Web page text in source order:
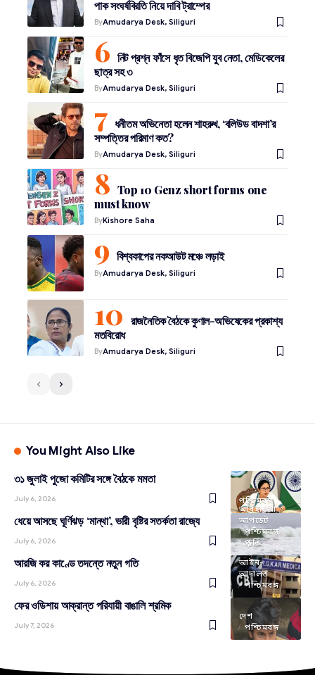
পাক সংঘর্ষবিরতি নিয়ে দাবি ট্রাম্পের
ByAmudarya Desk, Siliguri
নিট প্রশ্ন ফাঁসে ধৃত বিজেপি যুব নেতা, মেডিকেলের
ছাত্র সহ ৩
ByAmudarya Desk, Siliguri
ধনীতম অভিনেতা হলেন শাহরুখ, ‘বলিউড বাদশা’র
সম্পত্তির পরিমাণ কত?
ByAmudarya Desk, Siliguri
Top 10 Genz short forms one
must know
ByKishore Saha
বিশ্বকাপের নকআউট মঞ্চে লড়াই
ByAmudarya Desk, Siliguri
রাজনৈতিক বৈঠকে কুণাল-অভিষেকের প্রকাশ্য
মতবিরোধ
ByAmudarya Desk, Siliguri
You Might Also Like
পশ্চিমবঙ্গ
৩১ জুলাই পুজো কমিটির সঙ্গে বৈঠকে মমতা
July 6, 2026
আবহাওয়া
আপডেট
পশ্চিমবঙ্গ
প্রকৃতি
ধেয়ে আসছে ঘূর্ণিঝড় ‘মান্থা’, ভারী বৃষ্টির সতর্কতা রাজ্যে
July 6, 2026
আইন-
আদালত
পশ্চিমবঙ্গ
আরজি কর কাণ্ডে তদন্তে নতুন গতি
July 6, 2026
দেশ
পশ্চিমবঙ্গ
ফের ওডিশায় আক্রান্ত পরিযায়ী বাঙালি শ্রমিক
July 7, 2026